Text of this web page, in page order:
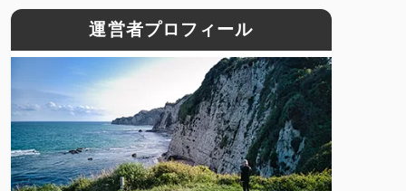
運営者プロフィール